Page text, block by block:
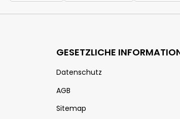
GESETZLICHE
Datenschutz
AGB
Sitemap